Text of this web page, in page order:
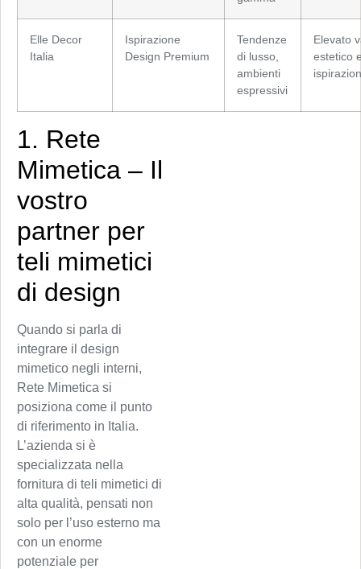
Elle Decor
Italia
Ispirazione
Design Premium
Tendenze
di lusso,
ambienti
espressivi
Elevato
estetico
1. Rete
Mimetica – Il
vostro
partner per
teli mimetici
di design
Quando si parla di
integrare il design
mimetico negli interni,
Rete Mimetica si
posiziona come il punto
di riferimento in Italia.
L’azienda si è
specializzata nella
fornitura di teli mimetici di
alta qualità, pensati non
solo per l’uso esterno ma
con un enorme
potenziale per